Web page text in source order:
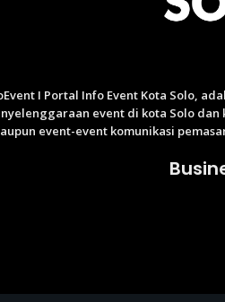
I Portal Info Event Kota Solo,
event di kota Solo dan
event-event komunikasi